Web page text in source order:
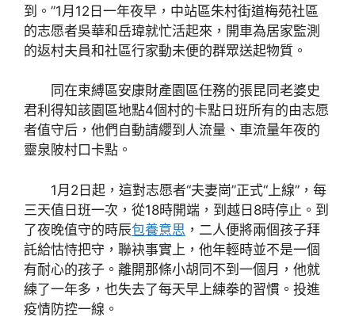
到。”1月12日一年夜早，中站區朱村街道梅苑社區
的志愿者吳華和岳瑋就忙活起來，開車為居家監測
的返村夫員和社區行家動未便的群眾送起物質。
同在束縛區安康財產園區任務的張昆同老婆史
君利得知該園區地點4個村的卡點日班所有的由志愿
者值守后，他們自動請纓到人流量、車流量年夜的
靈泉陂村口卡點。
1月2日起，這對志愿者“夫妻崗”正式“上線”，每
三天值日班一次，從18時開端，到越日8時停止。到
了夜晚值守的時辰包養意思 ，二人便將兩個孩子拜
託給怙恃把守，聯袂事實上，他年輕時並不是一個
有耐心的孩子。離開那條小胡同不到一個月，他就
練了一年多，也失去了每天早上練拳的習慣。投進
疫情防控一線。